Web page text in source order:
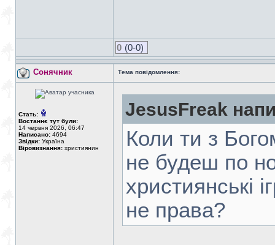
0 (0-0)
Сонячник Тема повідомлення:
Стать:
Востаннє тут були:
14 червня 2026, 06:47
Написано: 4694
Звідки: Україна
Віровизнання: християнин
JesusFreak
Коли ти з
не будеш по
християнські
не права?